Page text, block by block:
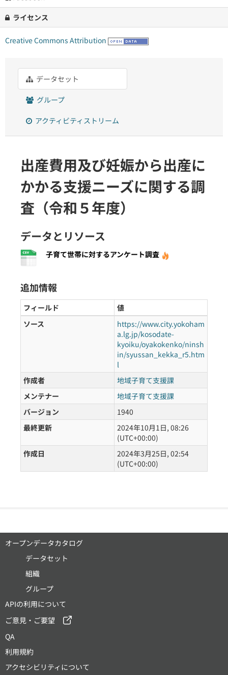
ライセンス
Creative Commons Attribution
データセット
グループ
アクティビティストリーム
出産費用及び妊娠から出産に
かかる支援ニーズに関する調
査（令和５年度）
データとリソース
子育て世帯に対するアンケート調査
追加情報
フィールド
値
ソース
https://www.city.yokoham
a.lg.jp/kosodate-
kyoiku/oyakokenko/ninsh
in/syussan_kekka_r5.htm
l
作成者
地域子育て支援課
メンテナー
地域子育て支援課
バージョン
1940
最終更新
2024年10月1日, 08:26
(UTC+00:00)
作成日
2024年3月25日, 02:54
(UTC+00:00)
オープンデータカタログ
データセット
組織
グループ
APIの利用について
ご意見・ご要望
QA
利用規約
アクセシビリティについて